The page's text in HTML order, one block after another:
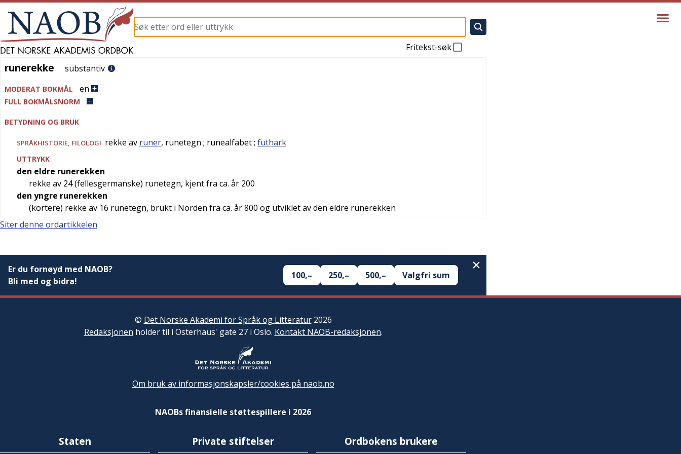
Fritekst-søk
runerekke
runerekke substantiv
MODERAT BOKMÅL en
FULL BOKMÅLSNORM
BETYDNING OG BRUK
SPRÅKHISTORIE FILOLOGI rekke av runer, runetegn ; runealfabet; futhark
UTTRYKK
den eldre runerekken
rekke av 24 (fellesgermanske) runetegn, kjent fra ca. år 200
den yngre runerekken
(kortere) rekke av 16 runetegn, brukt i Norden fra ca. år 800 og utviklet av den eldre runerekken
Siter denne ordartikkelen
Er du fornøyd med NAOB?
Bli med og bidra!
100,– 250,– 500,– Valgfri sum
© Det Norske Akademi for Språk og Litteratur2026
Redaksjonen holder til i Osterhaus' gate 27 i Oslo. Kontakt NAOB-redaksjonen.
Om bruk av informasjonskapsler/cookies på naob.no
NAOBs finansielle støttespillere i 2026
Staten Private stiftelser Ordbokens brukere